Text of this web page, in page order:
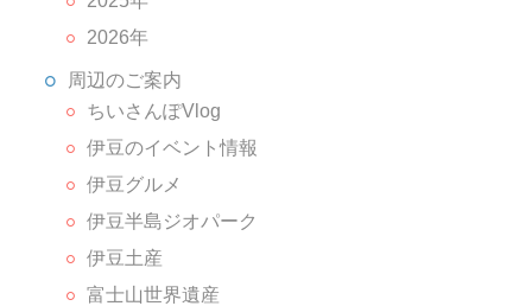
2026年
周辺のご案内
ちいさんぽVlog
伊豆のイベント情報
伊豆グルメ
伊豆半島ジオパーク
伊豆土産
富士山世界遺産